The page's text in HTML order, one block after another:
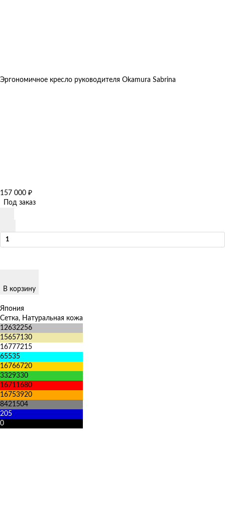
Эргономичное кресло руководителя Okamura Sabrina
157 000 ₽
Под заказ
В корзину
Япония
Сетка, Натуральная кожа
12632256
15657130
16777215
65535
16766720
3329330
16711680
16753920
8421504
205
0